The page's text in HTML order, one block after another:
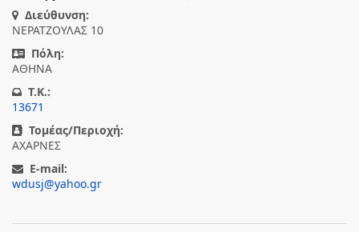
Διεύθυνση:
ΝΕΡΑΤΖΟΥΛΑΣ 10
Πόλη:
ΑΘΗΝΑ
T.K.:
13671
Τομέας/Περιοχή:
ΑΧΑΡΝΕΣ
E-mail:
wdusj@yahoo.gr